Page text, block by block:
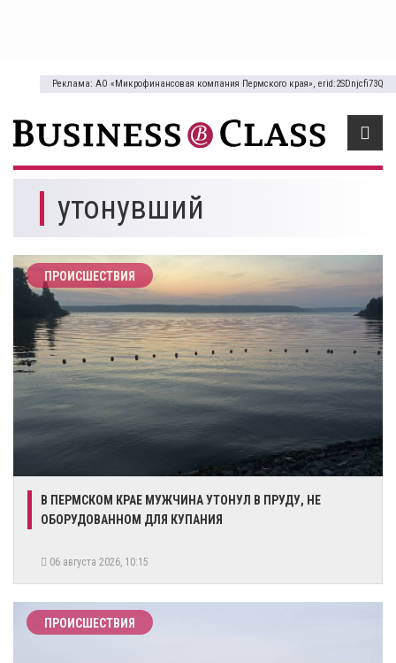
Реклама: АО «Микрофинансовая компания Пермского края», erid:2SDnjcfi73Q
утонувший
ПРОИСШЕСТВИЯ
В ПЕРМСКОМ КРАЕ МУЖЧИНА УТОНУЛ В ПРУДУ, НЕ
ОБОРУДОВАННОМ ДЛЯ КУПАНИЯ
06 августа 2026, 10:15
ПРОИСШЕСТВИЯ